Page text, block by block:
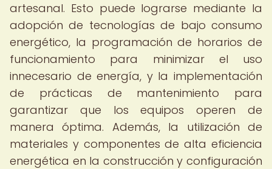
artesanal. Esto puede lograrse mediante la
adopción de tecnologías de bajo consumo
energético, la programación de horarios de
funcionamiento para minimizar el uso
innecesario de energía, y la implementación
de prácticas de mantenimiento para
garantizar que los equipos operen de
manera óptima. Además, la utilización de
materiales y componentes de alta eficiencia
energética en la construcción y configuración